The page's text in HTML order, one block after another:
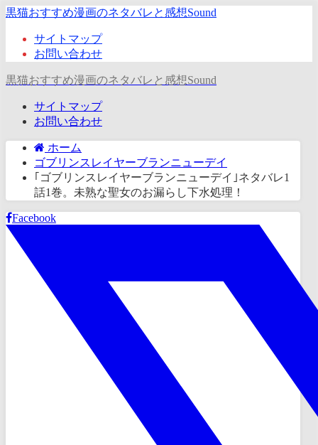
黒猫おすすめ漫画のネタバレと感想Sound
サイトマップ
お問い合わせ
黒猫おすすめ漫画のネタバレと感想Sound
サイトマップ
お問い合わせ
ホーム
ゴブリンスレイヤーブランニューデイ
｢ゴブリンスレイヤーブランニューデイ｣ネタバレ1
話1巻。未熟な聖女のお漏らし下水処理！
Facebook